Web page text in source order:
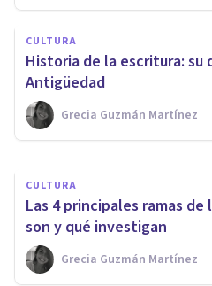
CULTURA
Historia de la escritura: su
Antigüedad
Grecia Guzmán Martínez
Particularismo
es y qué
antropológico
Nahum Montagud Rubio
CULTURA
Las 4 principales ramas
son y qué investigan
Grecia Guzmán Martínez